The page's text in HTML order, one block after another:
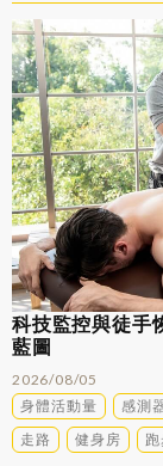
科技監控與徒手
藍圖
2026/08/05
身體活動量
感測
走路
健身房